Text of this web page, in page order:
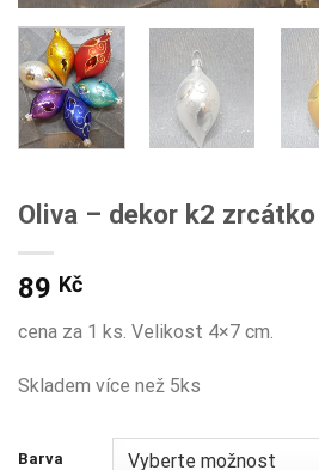
Oliva – dekor k2 zrcátko
89 Kč
cena za 1 ks. Velikost 4×7 cm.
Skladem více než 5ks
Barva